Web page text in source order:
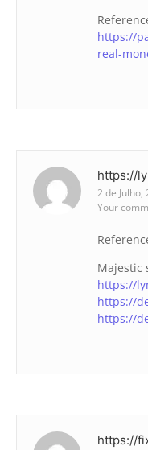
https://
real-
https://
2 de Julho,
Your
Majestic
https://
https://
https://
https://